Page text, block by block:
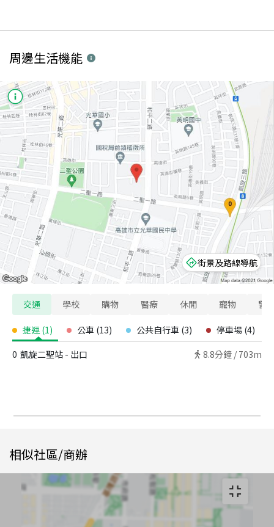
周邊生活機能
街景及路線導航
交通 學校 購物 醫療 休閒 寵物 警
捷運 (1) 公車 (13) 公共自行車 (3) 停車場 (4)
0 凱旋二聖站 - 出口 8.8分鐘 / 703m
相似社區/商辦